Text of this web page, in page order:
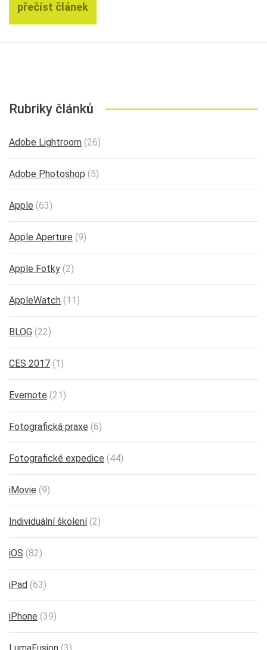
přečíst článek
Rubriky článků
Adobe Lightroom (26)
Adobe Photoshop (5)
Apple (63)
Apple Aperture (9)
Apple Fotky (2)
AppleWatch (11)
BLOG (22)
CES 2017 (1)
Evernote (21)
Fotografická praxe (6)
Fotografické expedice (44)
iMovie (9)
Individuální školení(2)
iOS (82)
iPad (63)
iPhone (39)